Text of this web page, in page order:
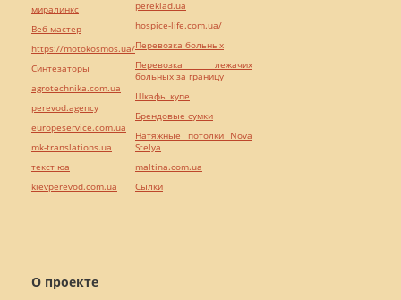
О проекте
миралинкс
Веб мастер
https://motokosmos.ua/
Синтезаторы
agrotechnika.com.ua
perevod.agency
europeservice.com.ua
mk-translations.ua
текст юа
kievperevod.com.ua
pereklad.ua
hospice-life.com.ua/
Перевозка больных
Перевозка лежачих
больных за границу
Шкафы купе
Брендовые сумки
Натяжные потолки Nova
Stelya
maltina.com.ua
Cылки